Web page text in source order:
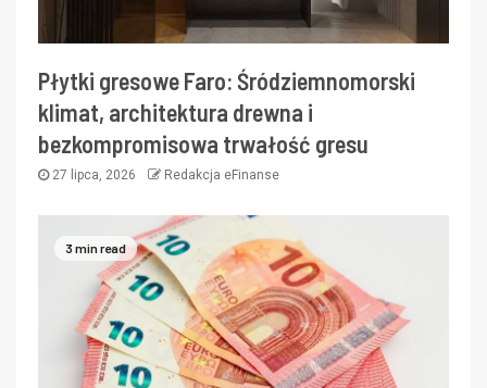
Płytki gresowe Faro: Śródziemnomorski
klimat, architektura drewna i
bezkompromisowa trwałość gresu
27 lipca, 2026 Redakcja eFinanse
3 min read